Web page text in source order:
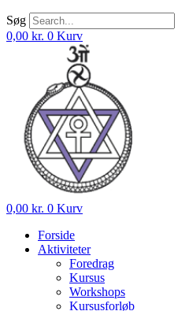
Søg
0,00 kr. 0 Kurv
0,00 kr. 0 Kurv
Forside
Aktiviteter
Foredrag
Kursus
Workshops
Kursusforløb